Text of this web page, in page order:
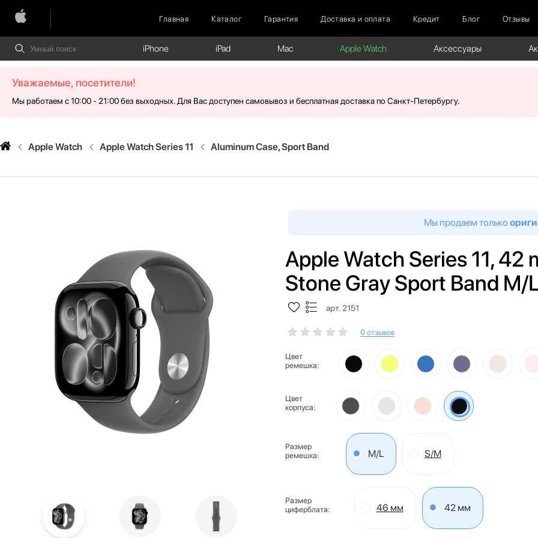
Главная Каталог Гарантия Доставка и оплата Кредит Блог Отзывы
iPhone iPad Mac Apple Watch Аксессуары
Уважаемые, посетители!
Мы работаем с 10:00 - 21:00 без выходных. Для Вас доступен самовывоз и бесплатная доставка по Санкт-Петербургу.
Apple Watch Apple Watch Series 11 Aluminum Case, Sport Band
Мы продаем только
Apple Watch Series 11, 42
Stone Gray Sport Band M/
арт. 2151
0 отзывов
Цвет
ремешка:
Цвет
корпуса:
Размер
ремешка:
M/L S/M
Размер
циферблата:
46 мм 42 мм